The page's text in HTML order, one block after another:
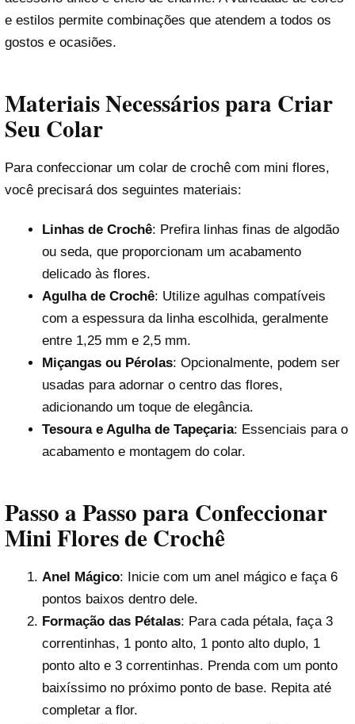
e estilos permite combinações que atendem a todos os
gostos e ocasiões.
Materiais Necessários para Criar
Seu Colar
Para confeccionar um colar de crochê com mini flores,
você precisará dos seguintes materiais:
Linhas de Crochê: Prefira linhas finas de algodão
ou seda, que proporcionam um acabamento
delicado às flores.
Agulha de Crochê: Utilize agulhas compatíveis
com a espessura da linha escolhida, geralmente
entre 1,25 mm e 2,5 mm.
Miçangas ou Pérolas: Opcionalmente, podem ser
usadas para adornar o centro das flores,
adicionando um toque de elegância.
Tesoura e Agulha de Tapeçaria: Essenciais para o
acabamento e montagem do colar.
Passo a Passo para Confeccionar
Mini Flores de Crochê
Anel Mágico: Inicie com um anel mágico e faça 6
pontos baixos dentro dele.
Formação das Pétalas: Para cada pétala, faça 3
correntinhas, 1 ponto alto, 1 ponto alto duplo, 1
ponto alto e 3 correntinhas. Prenda com um ponto
baixíssimo no próximo ponto de base. Repita até
completar a flor.